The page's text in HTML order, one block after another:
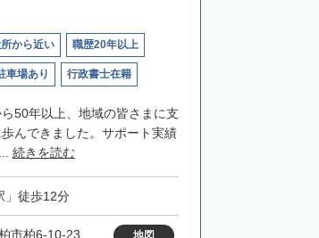
から近い 職歴20年以上
車場あり 行政書士在籍
50年以上、地域の皆さまに支
んできました。サポート実績
続きを読む
」徒歩12分
市柏6-10-23 地図